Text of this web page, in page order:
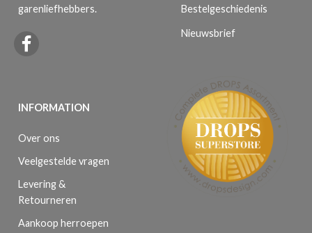
garenliefhebbers.
INFORMATION
Over ons
Veelgestelde vragen
Levering &
Retourneren
Aankoop herroepen
Bestelgeschiedenis
Nieuwsbrief